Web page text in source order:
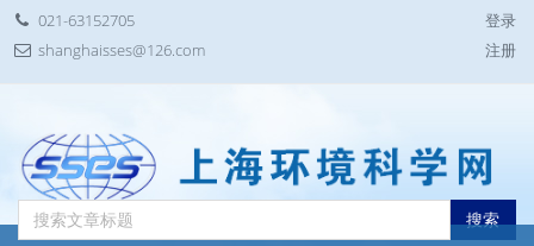
021-63152705
shanghaisses@126.com
登录
注册
搜索